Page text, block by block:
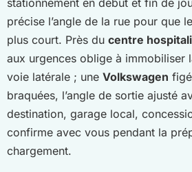
précise l’angle de la rue pour que
plus court. Près du centre
aux urgences oblige à immobiliser
voie latérale ; une Volkswagen
braquées, l’angle de sortie ajusté
destination, garage local,
confirme avec vous pendant la
chargement.